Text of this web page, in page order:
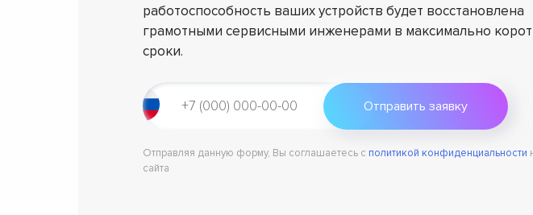
работоспособность ваших устройств будет восстановлена
грамотными сервисными инженерами в максимально
сроки.
Отправляя данную форму, Вы соглашаетесь с политикой конфиденциальности
сайта